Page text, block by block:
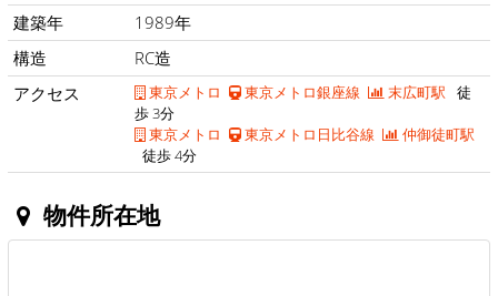
建築年
1989年
構造
RC造
アクセス
東京メトロ 東京メトロ銀座線 末広町駅 徒
歩 3分
東京メトロ
東京メトロ日比谷線
仲御徒町駅
徒歩 4分
物件所在地